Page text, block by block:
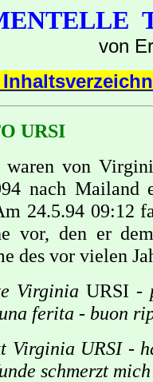
von
URSI
von
nach Mailand
24.5.94 09:12
vor, den er
des vor vielen
Virginia URSI-
ferita - buon
Virginia URSI -
schmerzt